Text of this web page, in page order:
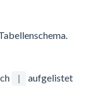
aufgelistet